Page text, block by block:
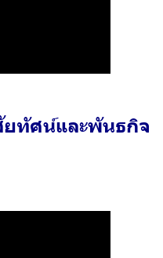
ยทัศน์และพันธกิจ